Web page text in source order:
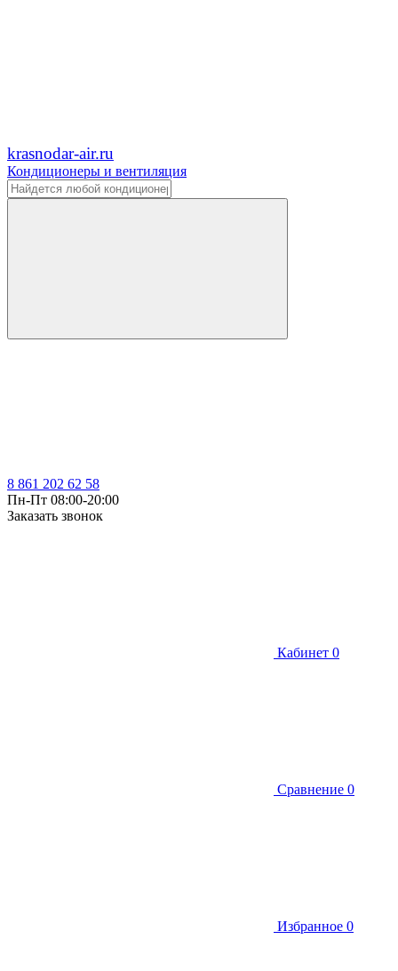
krasnodar-air.ru
Кондиционеры и вентиляция
8 861 202 62 58
Пн-Пт 08:00-20:00
Заказать звонок
Кабинет 0
Сравнение 0
Избранное 0